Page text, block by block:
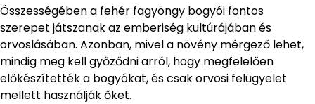
Összességében a fehér fagyöngy bogyói fontos
szerepet játszanak az emberiség kultúrájában és
orvoslásában. Azonban, mivel a növény mérgező lehet,
mindig meg kell győződni arról, hogy megfelelően
előkészítették a bogyókat, és csak orvosi felügyelet
mellett használják őket.